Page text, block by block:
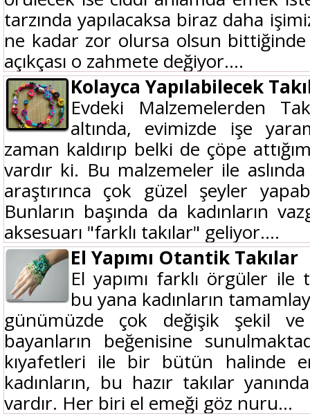
tarzında yapılacaksa biraz daha
ne kadar zor olursa olsun
açıkçası o zahmete değiyor....
Kolayca Yapılabilecek
Evdeki Malzemelerden
altında, evimizde işe
zaman kaldırıp belki de çöpe
vardır ki. Bu malzemeler ile
araştırınca çok güzel şeyler
Bunların başında da kadınların
aksesuarı "farklı takılar" geliyor....
El Yapımı Otantik Takılar
El yapımı farklı örgüler ile
bu yana kadınların
günümüzde çok değişik şekil
bayanların beğenisine
kıyafetleri ile bir bütün halinde
kadınların, bu hazır takılar
vardır. Her biri el emeği göz nuru...